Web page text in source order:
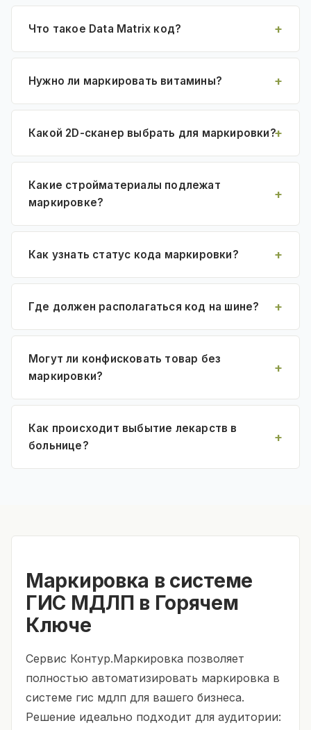
Что такое Data Matrix код?
Нужно ли маркировать витамины?
Какой 2D-сканер выбрать для маркировки?
Какие стройматериалы подлежат
маркировке?
Как узнать статус кода маркировки?
Где должен располагаться код на шине?
Могут ли конфисковать товар без
маркировки?
Как происходит выбытие лекарств в
больнице?
Маркировка в системе
ГИС МДЛП в Горячем
Ключе
Сервис Контур.Маркировка позволяет
полностью автоматизировать маркировка в
системе гис мдлп для вашего бизнеса.
Решение идеально подходит для аудитории: